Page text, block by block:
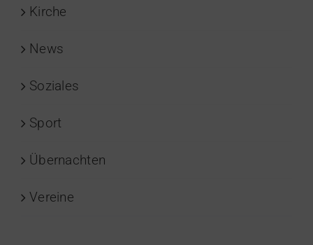
Kirche
News
Soziales
Sport
Übernachten
Vereine